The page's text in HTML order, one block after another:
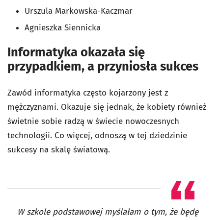
Urszula Markowska-Kaczmar
Agnieszka Siennicka
Informatyka okazała się
przypadkiem, a przyniosła sukces
Zawód informatyka często kojarzony jest z
mężczyznami. Okazuje się jednak, że kobiety również
świetnie sobie radzą w świecie nowoczesnych
technologii. Co więcej, odnoszą w tej dziedzinie
sukcesy na skalę światową.
W szkole podstawowej myślałam o tym, że będę